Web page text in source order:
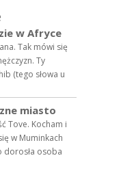
w Afryce
Tak mówi się
Ty
(tego słowa u
miasto
Tove. Kocham i
w Muminkach
dorosła osoba